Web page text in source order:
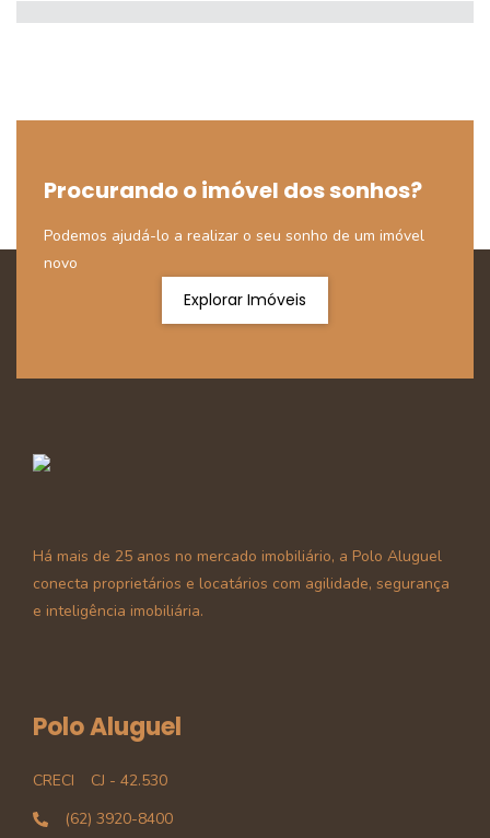
Procurando o imóvel dos sonhos?
Podemos ajudá-lo a realizar o seu sonho de um imóvel
novo
Explorar Imóveis
Há mais de 25 anos no mercado imobiliário, a Polo Aluguel
conecta proprietários e locatários com agilidade, segurança
e inteligência imobiliária.
Polo Aluguel
CRECI
CJ - 42.530
(62) 3920-8400